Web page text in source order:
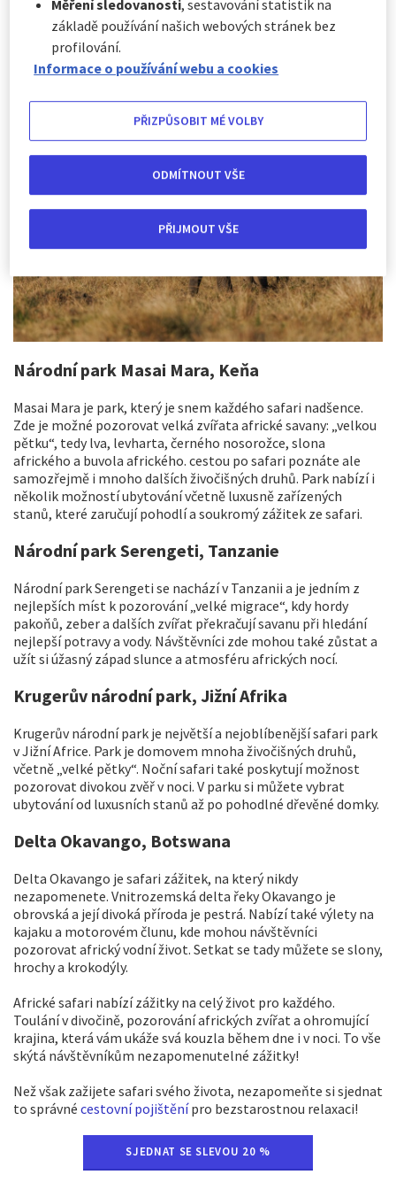
Vydejte se na úžasnou cestu do nekonečných afrických
savan, kde fascinující zvířata loví, odpočívají a žijí svůj
každodenní život. Safari nabízí dobrodružství a zážitky, o
kterých se vám ani nesnilo! Kam se přesně vydat a co
Národní park Masai Mara, Keňa
Masai Mara je park, který je snem každého safari nadšence.
Zde je možné pozorovat velká zvířata africké savany: „velkou
pětku“, tedy lva, levharta, černého nosorožce, slona
afrického a buvola afrického. cestou po safari poznáte ale
samozřejmě i mnoho dalších živočišných druhů. Park nabízí i
několik možností ubytování včetně luxusně zařízených
stanů, které zaručují pohodlí a soukromý zážitek ze safari.
Národní park Serengeti, Tanzanie
Národní park Serengeti se nachází v Tanzanii a je jedním z
nejlepších míst k pozorování „velké migrace“, kdy hordy
pakoňů, zeber a dalších zvířat překračují savanu při hledání
nejlepší potravy a vody. Návštěvníci zde mohou také zůstat a
užít si úžasný západ slunce a atmosféru afrických nocí.
Krugerův národní park, Jižní Afrika
Krugerův národní park je největší a nejoblíbenější safari park
v Jižní Africe. Park je domovem mnoha živočišných druhů,
včetně „velké pětky“. Noční safari také poskytují možnost
pozorovat divokou zvěř v noci. V parku si můžete vybrat
ubytování od luxusních stanů až po pohodlné dřevěné domky.
Delta Okavango, Botswana
Delta Okavango je safari zážitek, na který nikdy
nezapomenete. Vnitrozemská delta řeky Okavango je
obrovská a její divoká příroda je pestrá. Nabízí také výlety na
kajaku a motorovém člunu, kde mohou návštěvníci
pozorovat africký vodní život. Setkat se tady můžete se slony,
hrochy a krokodýly.
Africké safari nabízí zážitky na celý život pro každého.
Toulání v divočině, pozorování afrických zvířat a ohromující
krajina, která vám ukáže svá kouzla během dne i v noci. To vše
skýtá návštěvníkům nezapomenutelné zážitky!
Než však zažijete safari svého života, nezapomeňte si sjednat
to správné cestovní pojištěnípro bezstarostnou relaxaci!
SJEDNAT SE SLEVOU 20 %
Měření sledovanosti, sestavování statistik na
základě používání našich webových stránek bez
profilování.
Informace o používání webu a cookies
PŘIZPŮSOBIT MÉ VOLBY
ODMÍTNOUT VŠE
PŘIJMOUT VŠE